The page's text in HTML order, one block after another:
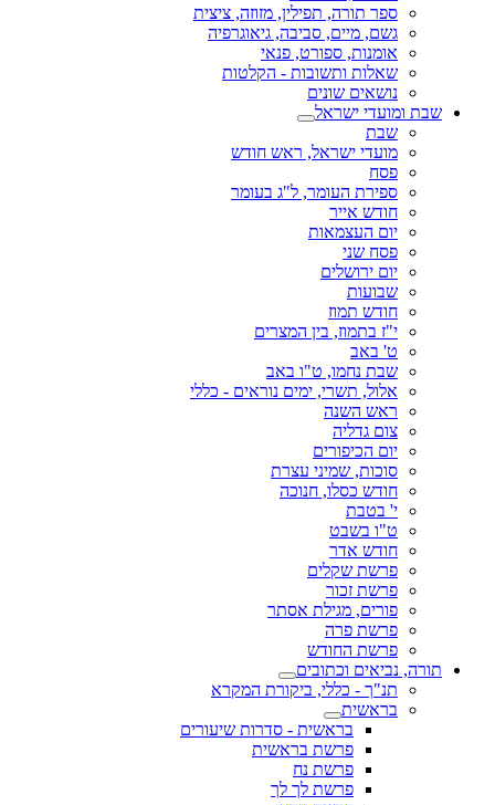
ספר תורה, תפילין, מזוזה, ציצית
גשם, מיים, סביבה, גיאוגרפיה
אומנות, ספורט, פנאי
שאלות ותשובות - הקלטות
נושאים שונים
שבת ומועדי ישראל
שבת
מועדי ישראל, ראש חודש
פסח
ספירת העומר, ל"ג בעומר
חודש אייר
יום העצמאות
פסח שני
יום ירושלים
שבועות
חודש תמוז
י"ז בתמוז, בין המצרים
ט' באב
שבת נחמו, ט"ו באב
אלול, תשרי, ימים נוראים - כללי
ראש השנה
צום גדליה
יום הכיפורים
סוכות, שמיני עצרת
חודש כסלו, חנוכה
י' בטבת
ט"ו בשבט
חודש אדר
פרשת שקלים
פרשת זכור
פורים, מגילת אסתר
פרשת פרה
פרשת החודש
תורה, נביאים וכתובים
תנ"ך - כללי, ביקורת המקרא
בראשית
בראשית - סדרות שיעורים
פרשת בראשית
פרשת נח
פרשת לך לך